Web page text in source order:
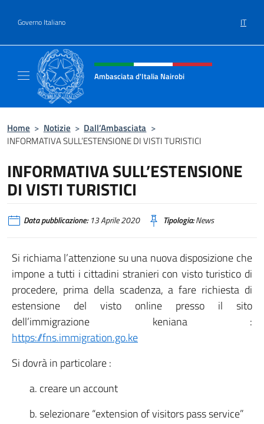
Governo Italiano IT
Intestazione sito, social e menù
Ambasciata d'Italia Nairobi
Home > Notizie > Dall’Ambasciata >
INFORMATIVA SULL’ESTENSIONE DI VISTI TURISTICI
INFORMATIVA SULL’ESTENSIONE
DI VISTI TURISTICI
Data pubblicazione:13 Aprile 2020 Tipologia:News
Si richiama l’attenzione su una nuova disposizione che
impone a tutti i cittadini stranieri con visto turistico di
procedere, prima della scadenza, a fare richiesta di
estensione del visto online presso il sito
dell’immigrazione keniana :
https://fns.immigration.go.ke
Si dovrà in particolare :
a. creare un account
b. selezionare “extension of visitors pass service”